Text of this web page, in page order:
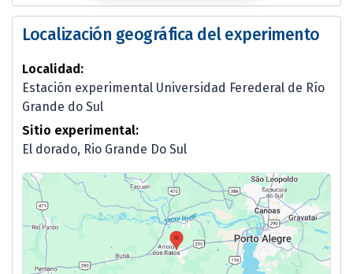
Localización geográfica del experimento
Localidad:
Estación experimental Universidad Ferederal de Río
Grande do Sul
Sitio experimental:
El dorado, Rio Grande Do Sul